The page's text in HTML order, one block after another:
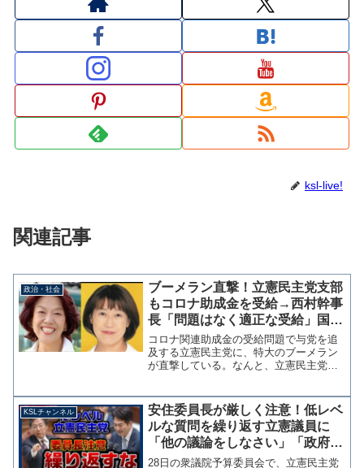
ksl-live!
関連記事
政治・社会
ブーメラン直撃！立憲民主党支部
もコロナ助成金を受給→西村幹事
長「問題はなく適正な受給」国会
で与党を追及してませんでした？
コロナ関連助成金の受給問題で与党を追
及する立憲民主党に、特大のブーメラン
が直撃している。なんと、立憲民主党の
を務める政党支部も、コロナ助成金を受
給していたことが分か...
KSLチャンネル
安住委員長が厳しく注意！低レベ
ルな質問を繰り返す立憲議員に
「他の議論をしなさい」「政府は
関係ない」【KSLチャンネル】
28日の衆議院予算委員会で、立憲民主党